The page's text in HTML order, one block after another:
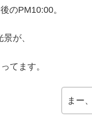
のPM10:00。
が、
てます。
まー